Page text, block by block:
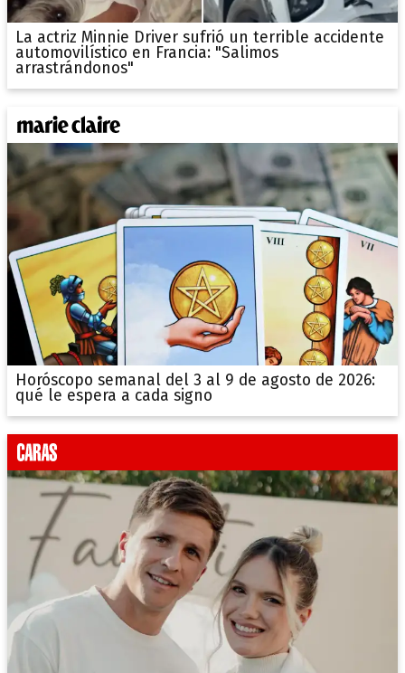
La actriz Minnie Driver sufrió un terrible accidente
automovilístico en Francia: "Salimos
arrastrándonos"
Horóscopo semanal del 3 al 9 de agosto de 2026:
qué le espera a cada signo